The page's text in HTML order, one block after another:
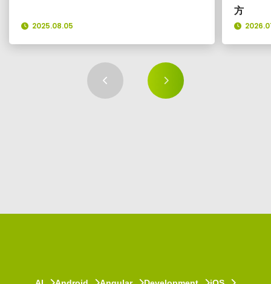
2025.08.05
方